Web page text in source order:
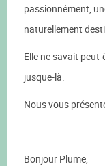
passionnément,
naturellement
Elle ne savait
jusque-là.
Nous vous
Bonjour Plume,